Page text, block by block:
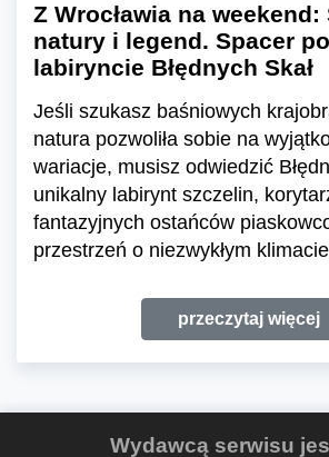
Z Wrocławia na weekend:
natury i legend. Spacer
labiryncie Błędnych Skał
Jeśli szukasz baśniowych
natura pozwoliła sobie na
wariacje, musisz odwiedzić
unikalny labirynt szczelin,
fantazyjnych ostańców
przestrzeń o niezwykłym
przeczytaj więcej
Wydawcą serwisu